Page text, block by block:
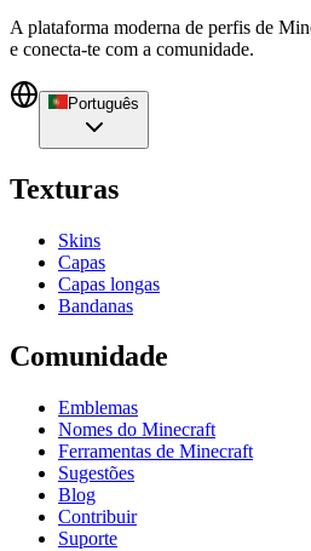
A plataforma moderna de perfis de
e conecta-te com a comunidade.
Português
Texturas
Skins
Capas
Capas longas
Bandanas
Comunidade
Emblemas
Nomes do Minecraft
Ferramentas de Minecraft
Sugestões
Blog
Contribuir
Suporte